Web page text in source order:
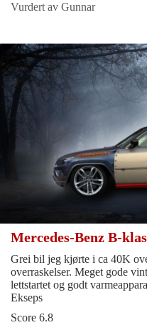
Vurdert av Gunnar
Mercedes-Benz B-
Grei bil jeg kjørte i ca 40K
overraskelser. Meget gode
lettstartet og godt
Ekseps
Score 6.8